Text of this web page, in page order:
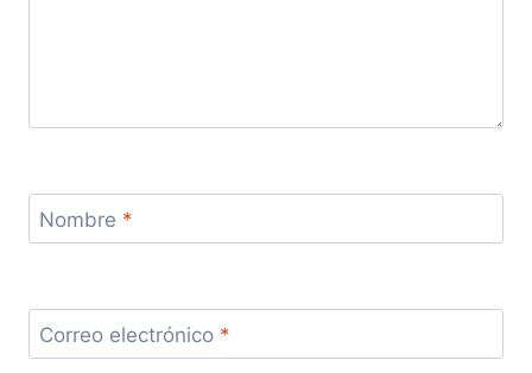
Nombre *
Correo electrónico *